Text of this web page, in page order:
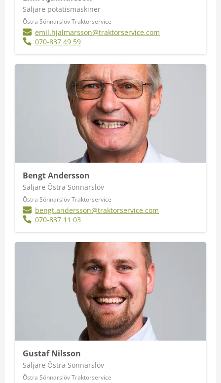
Säljare potatismaskiner
Östra Sönnarslöv Traktorservice
emil.hjalmarsson@traktorservice.com
070-837 49 59
Bengt Andersson
Säljare Östra Sönnarslöv
Östra Sönnarslöv Traktorservice
bengt.andersson@traktorservice.com
070-837 11 03
Gustaf Nilsson
Säljare Östra Sönnarslöv
Östra Sönnarslöv Traktorservice